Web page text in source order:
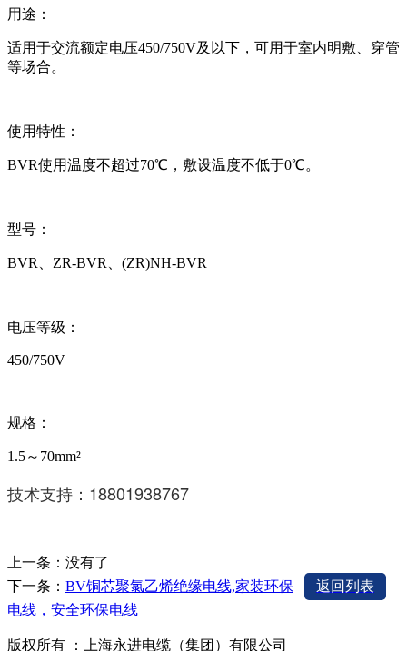
用途：
适用于交流额定电压450/750V及以下，可用于室内明敷、穿管
等场合。
使用特性：
BVR使用温度不超过70℃，敷设温度不低于0℃。
型号：
BVR、ZR-BVR、(ZR)NH-BVR
电压等级：
450/750V
规格：
1.5～70mm²
技术支持：18801938767
上一条：没有了
下一条： BV铜芯聚氯乙烯绝缘电线,家装环保
电线，安全环保电线
返回列表
版权所有 ：上海永进电缆（集团）有限公司